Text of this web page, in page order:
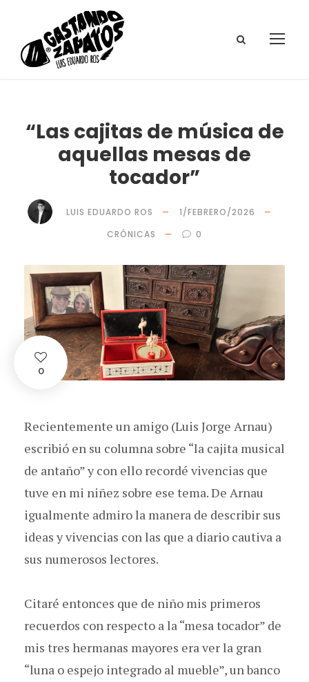
“Las cajitas de música de
aquellas mesas de
tocador”
LUIS EDUARDO ROS
1/FEBRERO/2026
CRÓNICAS
0
0
Recientemente un amigo (Luis Jorge Arnau)
escribió en su columna sobre “la cajita musical
de antaño” y con ello recordé vivencias que
tuve en mi niñez sobre ese tema. De Arnau
igualmente admiro la manera de describir sus
ideas y vivencias con las que a diario cautiva a
sus numerosos lectores.
Citaré entonces que de niño mis primeros
recuerdos con respecto a la “mesa tocador” de
mis tres hermanas mayores era ver la gran
“luna o espejo integrado al mueble”, un banco